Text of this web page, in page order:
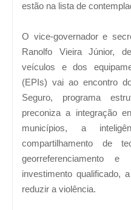
estão na lista de
O vice-governador e
Ranolfo Vieira Júnior,
veículos e dos
(EPIs) vai ao encontro
Seguro, programa
preconiza a integração
municípios, a
compartilhamento de
investimento qualificado,
reduzir a violência.